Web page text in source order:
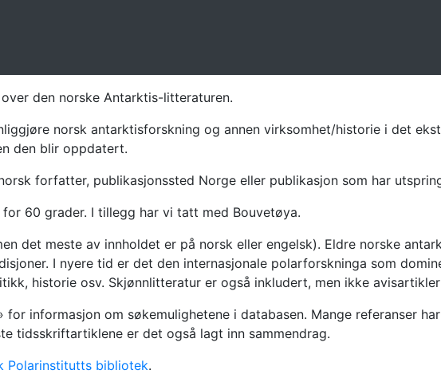
den norske Antarktis-litteraturen.
norsk antarktisforskning og annen virksomhet/historie i det
den blir oppdatert.
forfatter, publikasjonssted Norge eller publikasjon som har
60 grader. I tillegg har vi tatt med Bouvetøya.
det meste av innholdet er på norsk eller engelsk). Eldre norske
I nyere tid er det den internasjonale polarforskninga som
historie osv. Skjønnlitteratur er også inkludert, men ikke
for informasjon om søkemulighetene i databasen. Mange referanser
tidsskriftartiklene er det også lagt inn sammendrag.
Polarinstitutts bibliotek.